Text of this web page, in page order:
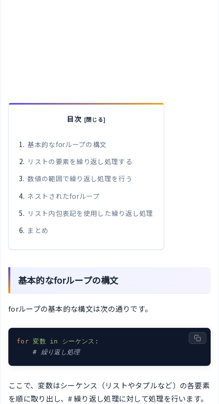
目次
基本的なforループの構文
リストの要素を繰り返し処理する
数値の範囲で繰り返し処理を行う
ネストされたforループ
リスト内包表記を使用した繰り返し処理
まとめ
基本的なforループの構文
forループの基本的な構文は次の通りです。
for 変数 in シーケンス:
    # 繰り返し処理
ここで、変数はシーケンス（リストやタプルなど）の各要素
を順に取り出し、# 繰り返し処理に対して処理を行います。